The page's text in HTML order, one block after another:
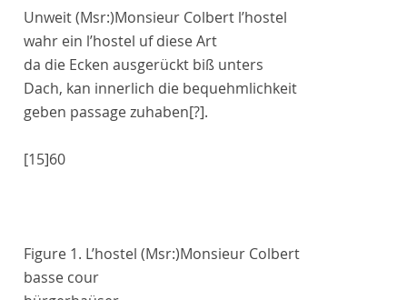
Unweit(Msr:)Monsieur Colbert l’hostel
wahr ein l’hostel uf diese Art
da die Ecken ausgerückt biß unters
Dach, kan innerlich die bequehmlichkeit
geben passagezuhaben[?].
[15]60
Figure 1. L’hostel (Msr:)Monsieur Colbert
basse cour